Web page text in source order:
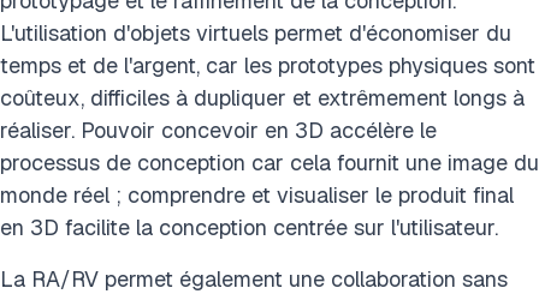
L'utilisation d'objets virtuels permet d'économiser du
temps et de l'argent, car les prototypes physiques sont
coûteux, difficiles à dupliquer et extrêmement longs à
réaliser. Pouvoir concevoir en 3D accélère le
processus de conception car cela fournit une image du
monde réel ; comprendre et visualiser le produit final
en 3D facilite la conception centrée sur l'utilisateur.
La RA/RV permet également une collaboration sans